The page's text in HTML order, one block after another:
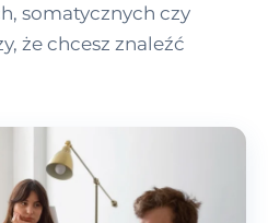
somatycznych czy
że chcesz znaleźć